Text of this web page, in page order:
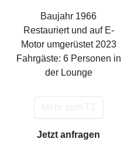
Baujahr 1966
Restauriert und auf E-
Motor umgerüstet 2023
Fahrgäste: 6 Personen in
der Lounge
Jetzt anfragen